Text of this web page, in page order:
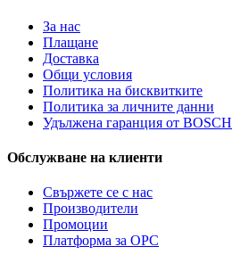
За нас
Плащане
Доставка
Общи условия
Политика на бисквитките
Политика за личните данни
Удължена гаранция от BOSCH
Обслужване на клиенти
Свържете се с нас
Производители
Промоции
Платформа за ОРС